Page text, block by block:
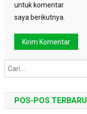
untuk komentar
saya berikutnya.
POS-POS TERBARU